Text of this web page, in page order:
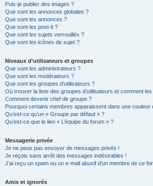
Puis-je publier des images ?
Que sont les annonces globales ?
Que sont les annonces ?
Que sont les post-it ?
Que sont les sujets verrouillés ?
Que sont les icônes de sujet ?
Niveaux d’utilisateurs et groupes
Que sont les administrateurs ?
Que sont les modérateurs ?
Que sont les groupes d’utilisateurs ?
Où trouver la liste des groupes d’utilisateurs et comment
Comment devenir chef de groupe ?
Pourquoi certains membres apparaissent dans une couleur
Qu’est-ce qu’un « Groupe par défaut » ?
Qu’est-ce que le lien « L’équipe du forum » ?
Messagerie privée
Je ne peux pas envoyer de messages privés !
Je reçois sans arrêt des messages indésirables !
J’ai reçu un spam ou un e-mail abusif d’un membre de ce
Amis et ignorés